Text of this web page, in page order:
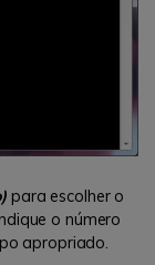
para escolher o
o número
apropriado.